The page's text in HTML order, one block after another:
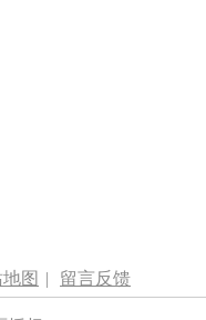
图 | 留言反馈